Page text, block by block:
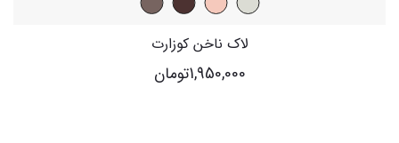
لاک ناخن کوزارت
1,950,000تومان